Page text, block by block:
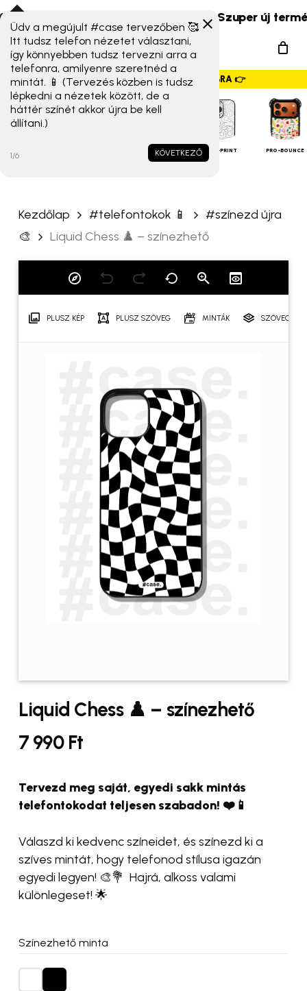
Skip
to
main
content
17T széria) érkeztek! ☀️ Szuper új
search
Menu
GYORSMENÜ SZALAG – HÚZZ JOBBRA 👉
iPHONE
MAGSAFE FULL-PRINT PRO-BOUNCE
Kezdőlap #telefontokok 📱
#színezd újra
🎨
Liquid Chess ♟️ – színezhető
PLUSZ KÉP PLUSZ SZÖVEG MINTÁK
Liquid Chess ♟️ – színezhető
7 990 Ft
Tervezd meg saját, egyedi sakk mintás
telefontokodat teljesen szabadon! ❤️📱
Válaszd ki kedvenc színeidet, és színezd ki a
szíves mintát, hogy telefonod stílusa igazán
egyedi legyen! 🎨💐 Hajrá, alkoss valami
különlegeset! 🌟
Színezhető minta
„Liquid Chess ♟️ –
színezhető” értékelése
elsőként
Az e-mail címet nem tesszük
A kötelező mezőket
karakterrel jelöltük
Értékelésed*
Név*
E-mail*
A nevem, e-mail címem, és
weboldalcímem mentése a
böngészőben a következő
hozzászólásomhoz.
Üdv a megújult #case tervezőben 🥰
Itt tudsz telefon nézetet választani,
így könnyebben tudsz tervezni arra a
telefonra, amilyenre szeretnéd a
mintát. 📱 (Tervezés közben is tudsz
lépkedni a nézetek között, de a
háttér színét akkor újra be kell
állítani.)
KÖVETKEZŐ
1/6